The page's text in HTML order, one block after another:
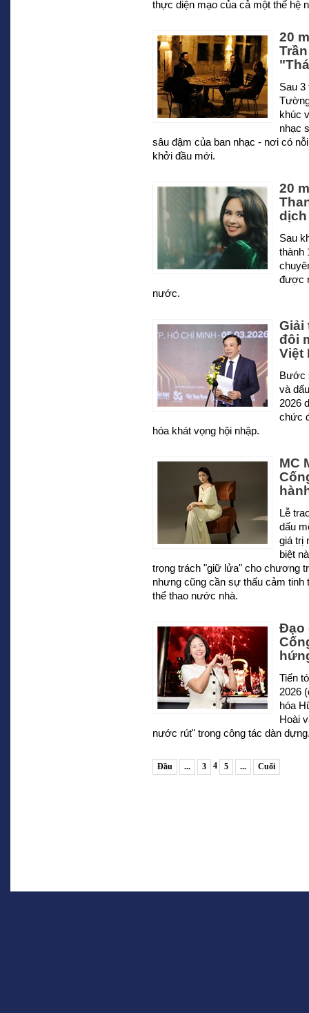
thực diện mạo của cả một thế hệ
20
Sau 3
khúc
nhạc
sâu đậm của ban nhạc - nơi có
khởi đầu mới.
20
dịch
Sau
thành
được
nước.
Giải
đôi
Việt
Bước
và
2026
chức
hóa khát vọng hội nhập.
MC
Lễ
dấu
giá trị
biệt
trọng trách "giữ lửa" cho chương
nhưng cũng cần sự thấu cảm
thể thao nước nhà.
Đạo
Tiến
2026
hóa
Hoài
nước rút" trong công tác dàn
Đầu ... 3 4 5 ... Cuối